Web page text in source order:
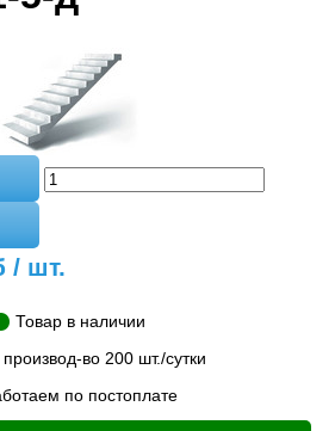
/ шт.
Товар в наличии
во 200 шт./сутки
по постоплате